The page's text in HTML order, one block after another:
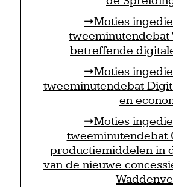
Moties
tweeminutendebat
betreffende
Moties
tweeminutendebat
en
Moties
tweeminutendebat
productiemiddelen in
van de nieuwe